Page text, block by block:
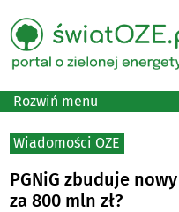
Rozwiń menu
Wiadomości OZE
PGNiG zbuduje
za 800 mln zł?